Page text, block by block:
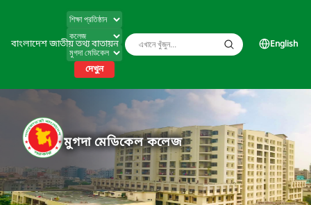
বাংলাদেশ জাতীয় তথ্য বাতায়ন
দেখুন
English
মুগদা মেডিকেল কলেজ